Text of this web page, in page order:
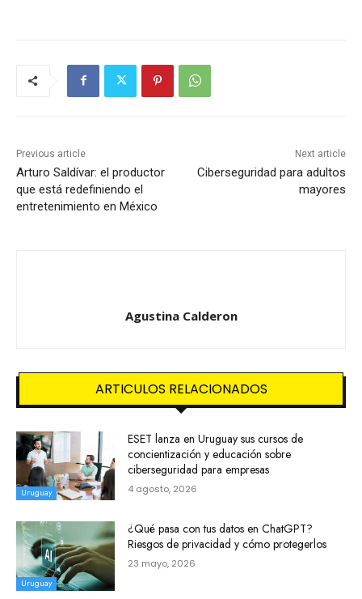
Previous article
Arturo Saldívar: el productor
que está redefiniendo el
entretenimiento en México
Next article
Ciberseguridad para adultos
mayores
Agustina Calderon
ARTICULOS RELACIONADOS
Uruguay
ESET lanza en Uruguay sus cursos de
concientización y educación sobre
ciberseguridad para empresas
4 agosto, 2026
Uruguay
¿Qué pasa con tus datos en ChatGPT?
Riesgos de privacidad y cómo protegerlos
23 mayo, 2026